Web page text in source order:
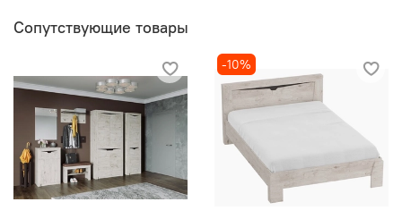
Сопутствующие товары
-10%